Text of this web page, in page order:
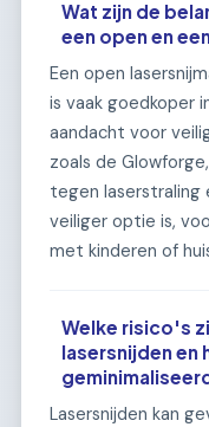
Wat zijn de
een open en
Een open
is vaak goedkoper
aandacht voor
zoals de
tegen laserstraling
veiliger optie is,
met kinderen of
Welke risico's
lasersnijden en
Lasersnijden kan